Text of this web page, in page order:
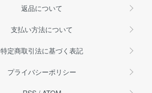
返品について
支払い方法について
特定商取引法に基づく表記
プライバシーポリシー